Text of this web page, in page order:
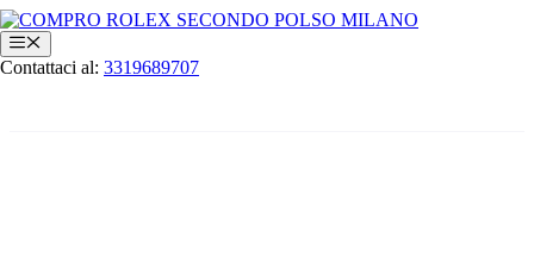
Vai
al
contenuto
Menu
Contattaci al: 3319689707